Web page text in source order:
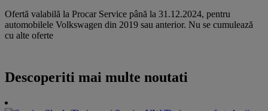
Ofertă valabilă la Procar Service până la 31.12.2024, pentru
automobilele Volkswagen din 2019 sau anterior. Nu se cumulează
cu alte oferte
Descoperiti mai multe noutati